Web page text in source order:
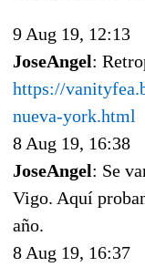
9 Aug 19, 12:13
JoseAngel:
https://
nueva-york.html
8 Aug 19, 16:38
JoseAngel: Se
Vigo. Aquí
año.
8 Aug 19, 16:37